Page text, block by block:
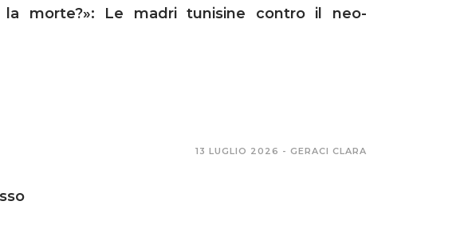
la morte?»: Le madri tunisine contro il neo-
13 LUGLIO 2026 - GERACI CLARA